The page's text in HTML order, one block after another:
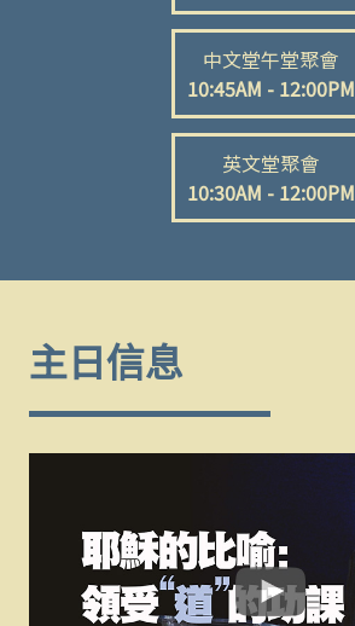
中文堂午堂聚會
10:45AM - 12:00PM
英文堂聚會
10:30AM - 12:00PM
主日信息